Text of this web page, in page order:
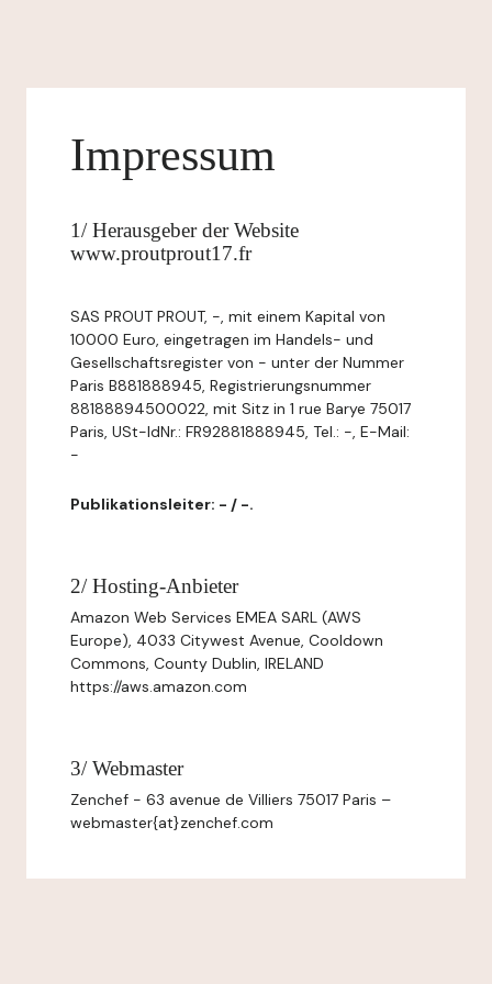
Impressum
1/ Herausgeber der Website
www.proutprout17.fr
SAS PROUT PROUT, -, mit einem Kapital von
10000 Euro, eingetragen im Handels- und
Gesellschaftsregister von - unter der Nummer
Paris B881888945, Registrierungsnummer
88188894500022, mit Sitz in 1 rue Barye 75017
Paris, USt-IdNr.: FR92881888945, Tel.: -, E-Mail:
-
Publikationsleiter: - / -.
2/ Hosting-Anbieter
Amazon Web Services EMEA SARL (AWS
Europe), 4033 Citywest Avenue, Cooldown
Commons, County Dublin, IRELAND
https://aws.amazon.com
3/ Webmaster
Zenchef - 63 avenue de Villiers 75017 Paris –
webmaster{at}zenchef.com